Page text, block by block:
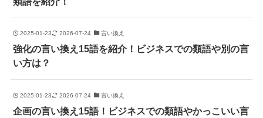
2025-01-23 2026-07-24 言い換え
強化の言い換え15語を紹介！ビジネスでの類語や別の言
い方は？
2025-01-23 2026-07-24 言い換え
企画の言い換え15語！ビジネスでの類語やかっこいい言